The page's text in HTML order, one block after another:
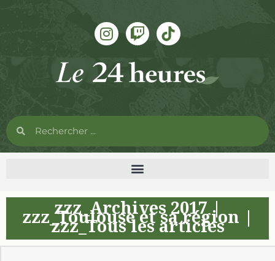
zzz_Archives 2017|
zzz_Toulouse et sa région
zzz_Tous les articles